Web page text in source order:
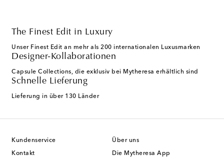
The Finest Edit in Luxury
Unser Finest Edit an mehr als 200 internationalen Luxusmarken
Designer-Kollaborationen
Capsule Collections, die exklusiv bei Mytheresa erhältlich sind
Schnelle Lieferung
Lieferung in über 130 Länder
Kundenservice
Kontakt
Über uns
Die Mytheresa App